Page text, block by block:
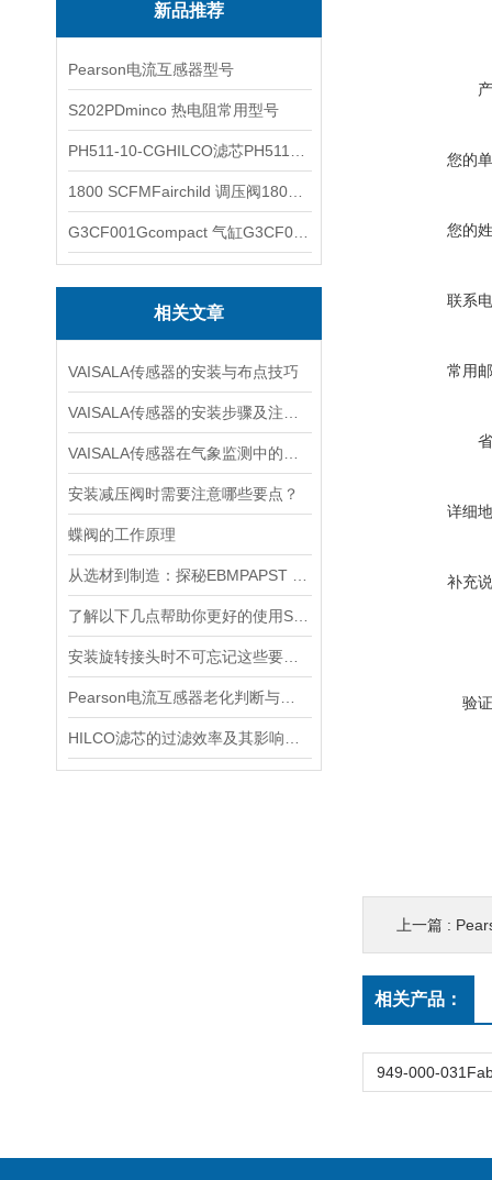
新品推荐
Pearson电流互感器型号
S202PDminco 热电阻常用型号
相关文章
VAISALA传感器的安装与布点技巧
安装减压阀时需要注意哪些要点？
蝶阀的工作原理
您的
您的
联系
常用
详细
补充
验
上一篇 :
相关产品：